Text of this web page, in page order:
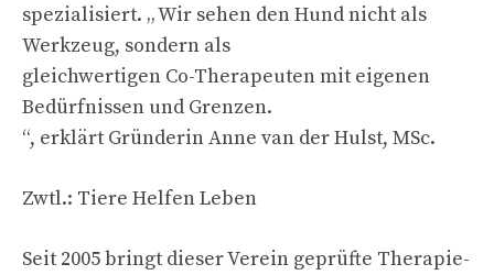
spezialisiert. „ Wir sehen den Hund nicht als
Werkzeug, sondern als
gleichwertigen Co-Therapeuten mit eigenen
Bedürfnissen und Grenzen.
“, erklärt Gründerin Anne van der Hulst, MSc.
Zwtl.: Tiere Helfen Leben
Seit 2005 bringt dieser Verein geprüfte Therapie-